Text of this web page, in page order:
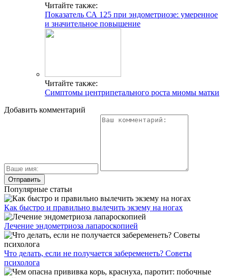
Читайте также:
Показатель СА 125 при эндометриозе: умеренное
и значительное повышение
Читайте также:
Симптомы центрипетального роста миомы матки
Добавить комментарий
Популярные статьи
Как быстро и правильно вылечить экзему на ногах
Лечение эндометриоза лапароскопией
Что делать, если не получается забеременеть? Советы
психолога